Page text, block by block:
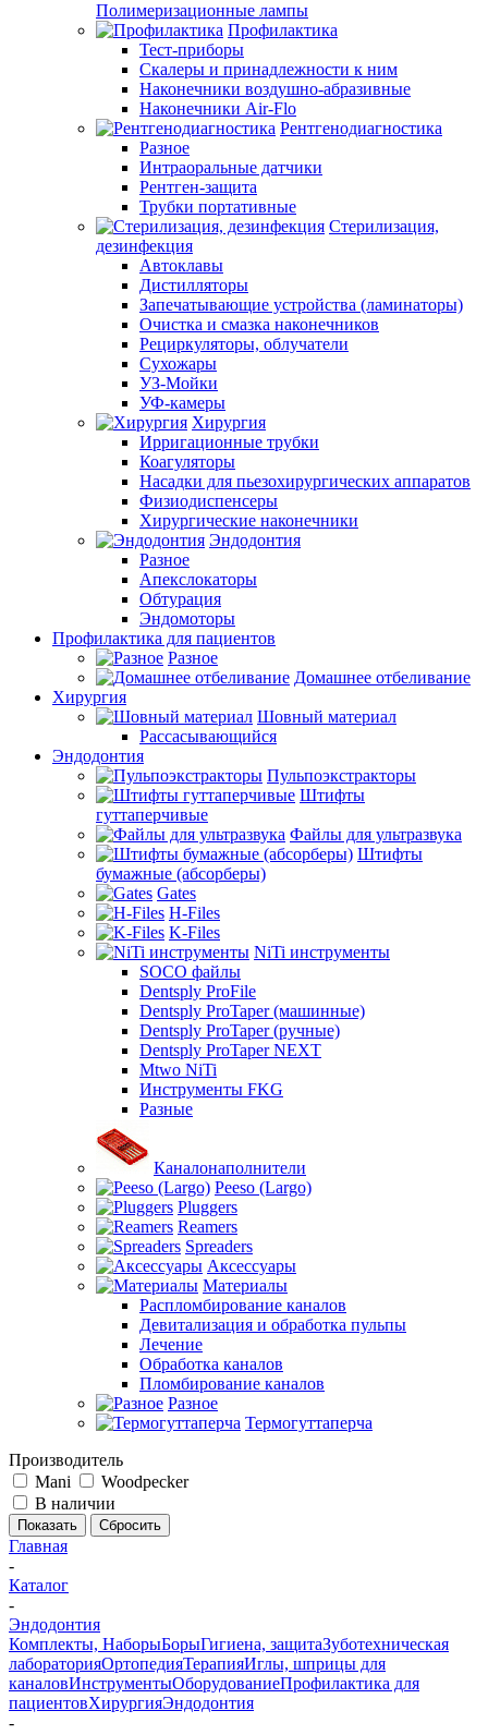
Полимеризационные лампы
Профилактика
Тест-приборы
Скалеры и принадлежности к ним
Наконечники воздушно-абразивные
Наконечники Air-Flo
Рентгенодиагностика
Разное
Интраоральные датчики
Рентген-защита
Трубки портативные
Стерилизация,
дезинфекция
Автоклавы
Дистилляторы
Запечатывающие устройства (ламинаторы)
Очистка и смазка наконечников
Рециркуляторы, облучатели
Сухожары
УЗ-Мойки
УФ-камеры
Хирургия
Ирригационные трубки
Коагуляторы
Насадки для пьезохирургических аппаратов
Физиодиспенсеры
Хирургические наконечники
Эндодонтия
Разное
Апекслокаторы
Обтурация
Эндомоторы
Профилактика для пациентов
Разное
Домашнее отбеливание
Хирургия
Шовный материал
Рассасывающийся
Эндодонтия
Пульпоэкстракторы
Штифты
гуттаперчивые
Файлы для ультразвука
Штифты
бумажные (абсорберы)
Gates
H-Files
K-Files
NiTi инструменты
SOCO файлы
Dentsply ProFile
Dentsply ProTaper (машинные)
Dentsply ProTaper (ручные)
Dentsply ProTaper NEXT
Mtwo NiTi
Инструменты FKG
Разные
Каналонаполнители
Peeso (Largo)
Pluggers
Reamers
Spreaders
Аксессуары
Материалы
Распломбирование каналов
Девитализация и обработка пульпы
Лечение
Обработка каналов
Пломбирование каналов
Разное
Термогуттаперча
Производитель
Mani
Woodpecker
В наличии
Сбросить
Главная
-
Каталог
-
Эндодонтия
Комплекты, НаборыБорыГигиена, защитаЗуботехническая
лабораторияОртопедияТерапияИглы, шприцы для
каналовИнструментыОборудованиеПрофилактика для
пациентовХирургияЭндодонтия
-